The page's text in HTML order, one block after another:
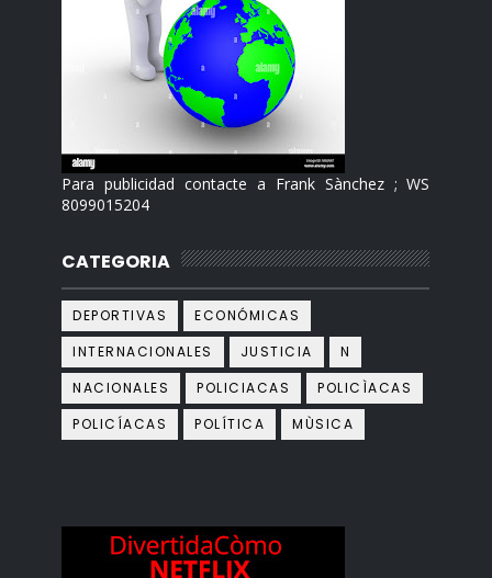
Para publicidad contacte a Frank Sànchez ; WS
8099015204
CATEGORIA
DEPORTIVAS
ECONÓMICAS
INTERNACIONALES
JUSTICIA
N
NACIONALES
POLICIACAS
POLICÌACAS
POLICÍACAS
POLÍTICA MÙSICA